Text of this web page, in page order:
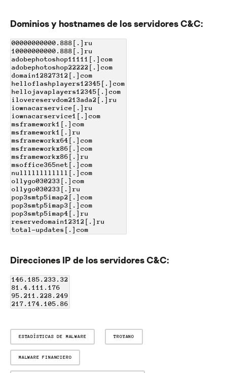
Dominios y hostnames de los servidores C&C:
00000000000.888[.]ru
10000000000.888[.]ru
adobephotoshop11111[.]com
adobephotoshop22222[.]com
domain12827312[.]com
helloflashplayers12345[.]com
hellojavaplayers12345[.]com
ilovereservdom213ada2[.]ru
iownacarservice[.]ru
iownacarservice1[.]com
msframework1[.]com
msframework1[.]ru
msframeworkx64[.]com
msframeworkx86[.]com
msframeworkx86[.]ru
msoffice365net[.]com
nullllllllllll[.]com
ollygo030233[.]com
ollygo030233[.]ru
pop3smtp5imap2[.]com
pop3smtp5imap3[.]com
pop3smtp5imap4[.]ru
reservedomain12312[.]ru
total-updates[.]com
Direcciones IP de los servidores C&C:
146.185.233.32
81.4.111.176
95.211.228.249
217.174.105.86
ESTADÍSTICAS DE MALWARE TROYANO
MALWARE FINANCIERO